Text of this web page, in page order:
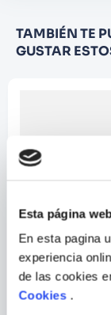
Esta página
En esta pagina
experiencia
de las cookies
Cookies.
TAMBIÉN TE
GUSTAR
PINTURA AL
PRACTICA